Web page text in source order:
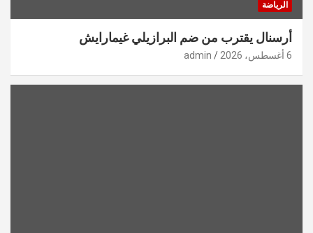
الرياضة
أرسنال يقترب من ضم البرازيلي غيمارايش
6 أغسطس، 2026 admin